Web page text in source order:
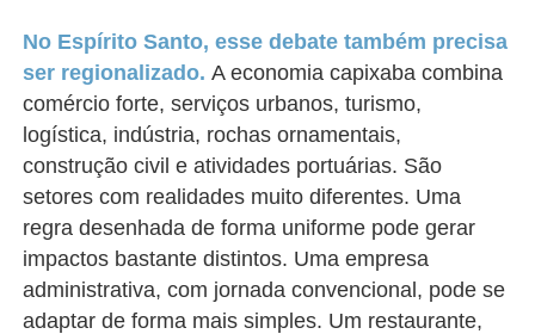
No Espírito Santo, esse debate também precisa
ser regionalizado.A economia capixaba combina
comércio forte, serviços urbanos, turismo,
logística, indústria, rochas ornamentais,
construção civil e atividades portuárias. São
setores com realidades muito diferentes. Uma
regra desenhada de forma uniforme pode gerar
impactos bastante distintos. Uma empresa
administrativa, com jornada convencional, pode se
adaptar de forma mais simples. Um restaurante,